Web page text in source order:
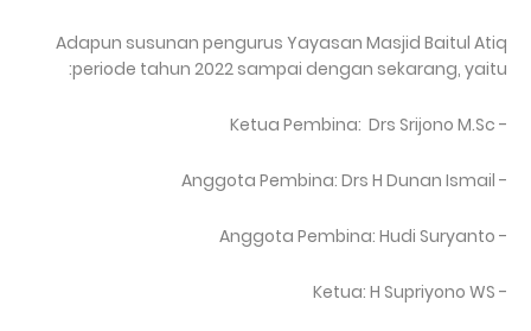
Adapun susunan pengurus Yayasan Masjid Baitul Atiq
periode tahun 2022 sampai dengan sekarang, yaitu:
- Ketua Pembina: Drs Srijono M.Sc
- Anggota Pembina: Drs H Dunan Ismail
- Anggota Pembina: Hudi Suryanto
- Ketua: H Supriyono WS